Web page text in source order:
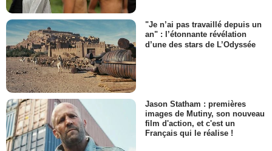
"Je n’ai pas travaillé depuis un
an" : l’étonnante révélation
d’une des stars de L’Odyssée
Jason Statham : premières
images de Mutiny, son nouveau
film d'action, et c'est un
Français qui le réalise !